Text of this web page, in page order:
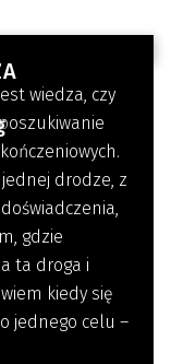
wiedza, czy
drodze, z
gdzie
ta droga i
kiedy się
jednego celu –